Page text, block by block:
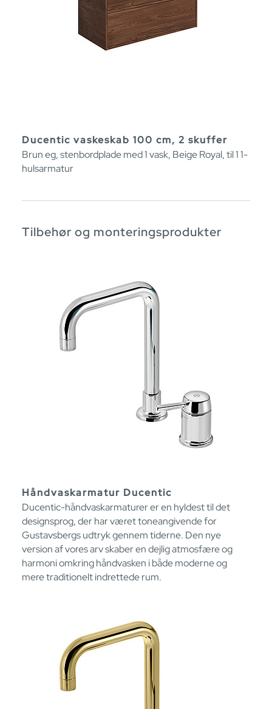
Ducentic vaskeskab 100 cm, 2 skuffer
Brun eg, stenbordplade med 1 vask, Beige Royal, til 1 1-
hulsarmatur
Tilbehør og monteringsprodukter
Håndvaskarmatur Ducentic
Ducentic-håndvaskarmaturer er en hyldest til det
designsprog, der har været toneangivende for
Gustavsbergs udtryk gennem tiderne. Den nye
version af vores arv skaber en dejlig atmosfære og
harmoni omkring håndvasken i både moderne og
mere traditionelt indrettede rum.